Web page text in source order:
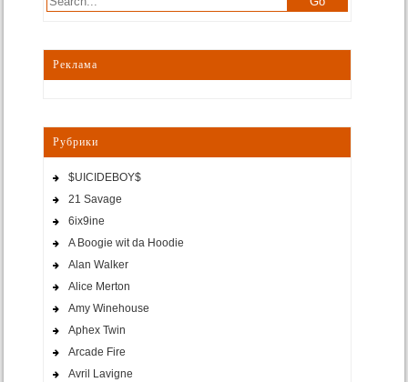
Реклама
Рубрики
$UICIDEBOY$
21 Savage
6ix9ine
A Boogie wit da Hoodie
Alan Walker
Alice Merton
Amy Winehouse
Aphex Twin
Arcade Fire
Avril Lavigne